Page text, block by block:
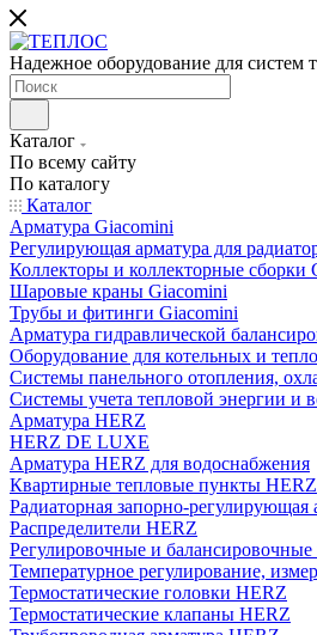
Надежное оборудование для систем
Каталог
По всему сайту
По каталогу
Каталог
Арматура Giacomini
Регулирующая арматура для
Коллекторы и коллекторные сборки
Шаровые краны Giacomini
Трубы и фитинги Giacomini
Арматура гидравлической
Оборудование для котельных и
Системы панельного отопления,
Системы учета тепловой энергии и
Арматура HERZ
HERZ DE LUXE
Арматура HERZ для водоснабжения
Квартирные тепловые пункты HERZ
Радиаторная запорно-
Распределители HERZ
Регулировочные и
Температурное регулирование,
Термостатические головки HERZ
Термостатические клапаны HERZ